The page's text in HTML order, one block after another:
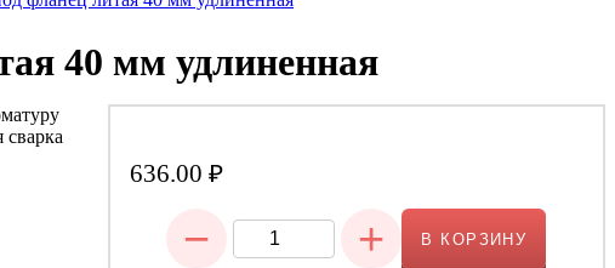
40 мм удлиненная
636.00 ₽
− + В КОРЗИНУ